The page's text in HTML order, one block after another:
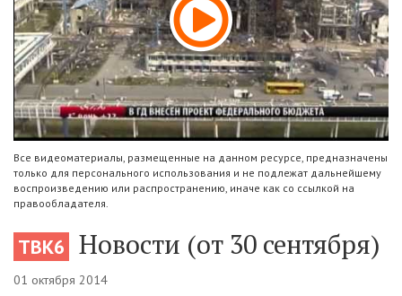
Все видеоматериалы, размещенные на данном ресурсе, предназначены
только для персонального использования и не подлежат дальнейшему
воспроизведению или распространению, иначе как со ссылкой на
правообладателя.
ТВК6 Новости (от 30 сентября)
01 октября 2014